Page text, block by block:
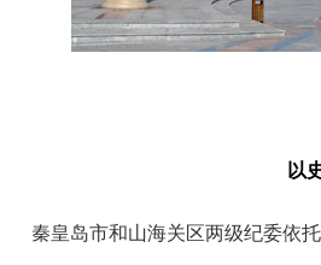
以
秦皇岛市和山海关区两级纪委依